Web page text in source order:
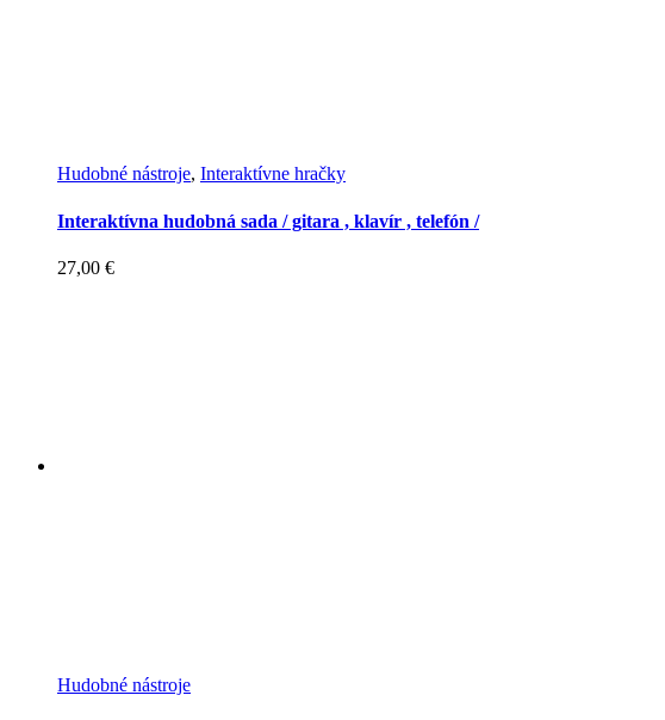
Hudobné nástroje, Interaktívne hračky
Interaktívna hudobná sada / gitara , klavír , telefón /
27,00 €
Hudobné nástroje